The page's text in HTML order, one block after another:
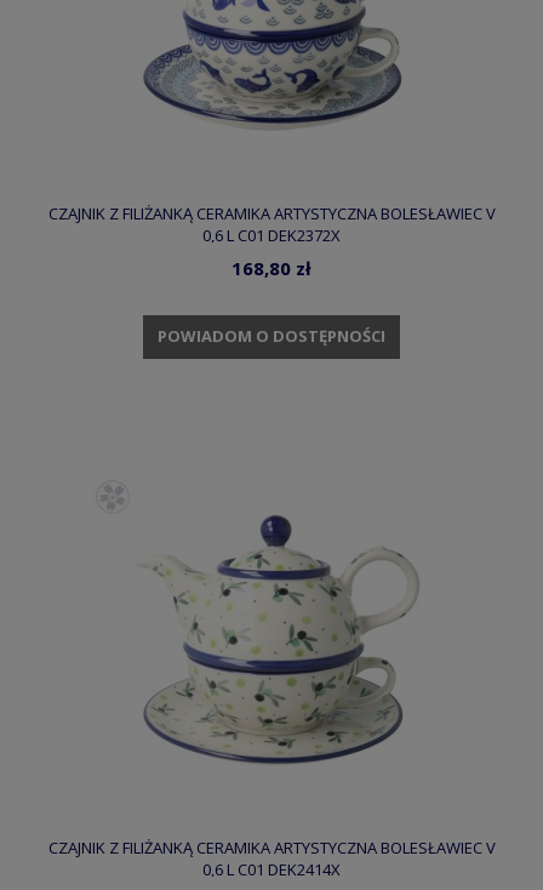
CZAJNIK Z FILIŻANKĄ CERAMIKA ARTYSTYCZNA BOLESŁAWIEC V
0,6 L C01 DEK2372X
168,80 zł
POWIADOM O DOSTĘPNOŚCI
CZAJNIK Z FILIŻANKĄ CERAMIKA ARTYSTYCZNA BOLESŁAWIEC V
0,6 L C01 DEK2414X